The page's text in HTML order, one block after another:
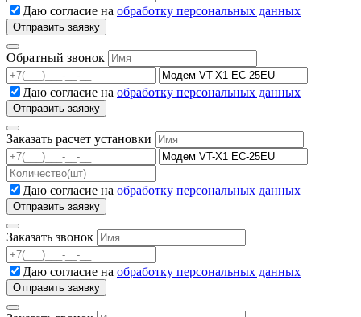
Даю согласие на обработку персональных данных
Обратный звонок
Даю согласие на обработку персональных данных
Заказать расчет установки
Даю согласие на обработку персональных данных
Заказать звонок
Даю согласие на обработку персональных данных